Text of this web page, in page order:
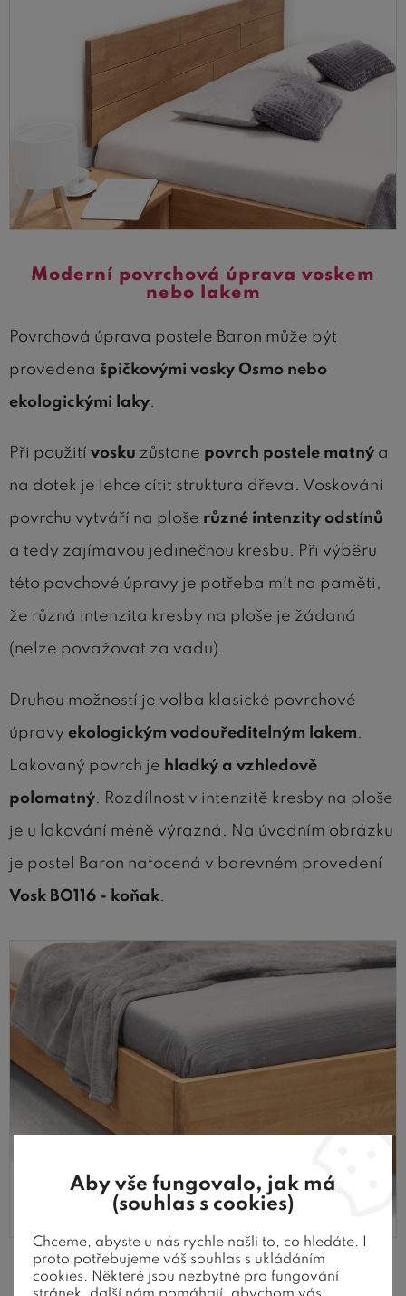
Moderní povrchová úprava voskem
nebo lakem
Povrchová úprava postele Baron může být
provedena špičkovými vosky Osmo nebo
ekologickými laky.
Při použití vosku zůstane povrch postele matný a
na dotek je lehce cítit struktura dřeva. Voskování
povrchu vytváří na ploše různé intenzity odstínů
a tedy zajímavou jedinečnou kresbu. Při výběru
této povchové úpravy je potřeba mít na paměti,
že různá intenzita kresby na ploše je žádaná
(nelze považovat za vadu).
Druhou možností je volba klasické povrchové
úpravy ekologickým vodouředitelným lakem.
Lakovaný povrch je hladký a vzhledově
polomatný. Rozdílnost v intenzitě kresby na ploše
je u lakování méně výrazná. Na úvodním obrázku
je postel Baron nafocená v barevném provedení
Vosk BO116 - koňak.
Praktický úložný prostor na vše
Aby vše fungovalo, jak má
(souhlas s cookies)
Chceme, abyste u nás rychle našli to, co hledáte. I
proto potřebujeme váš souhlas s ukládáním
cookies. Některé jsou nezbytné pro fungování